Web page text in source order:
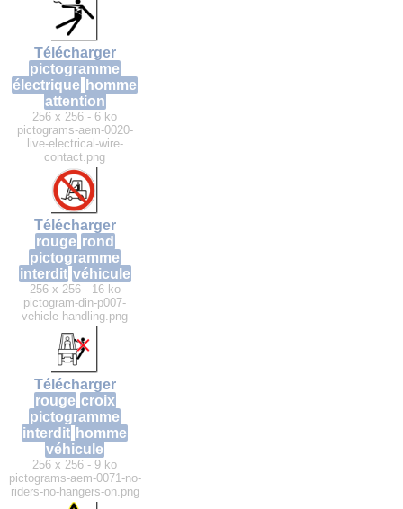
Télécharger
pictogramme
électrique homme
attention
256 x 256 - 6 ko
pictograms-aem-0020-
live-electrical-wire-
contact.png
Télécharger
rouge rond
pictogramme
interdit véhicule
256 x 256 - 16 ko
pictogram-din-p007-
vehicle-handling.png
Télécharger
rouge croix
pictogramme
interdit homme
véhicule
256 x 256 - 9 ko
pictograms-aem-0071-no-
riders-no-hangers-on.png